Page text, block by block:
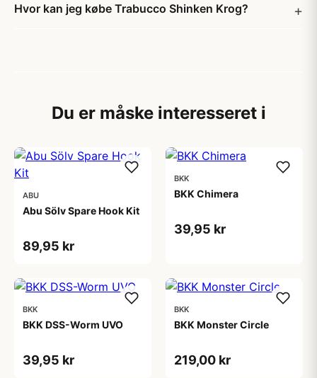
Hvor kan jeg købe Trabucco Shinken Krog?
Du er måske interesseret i
ABU
Abu Sölv Spare Hook Kit
89,95 kr
BKK
BKK Chimera
39,95 kr
BKK
BKK DSS-Worm UVO
39,95 kr
BKK
BKK Monster Circle
219,00 kr